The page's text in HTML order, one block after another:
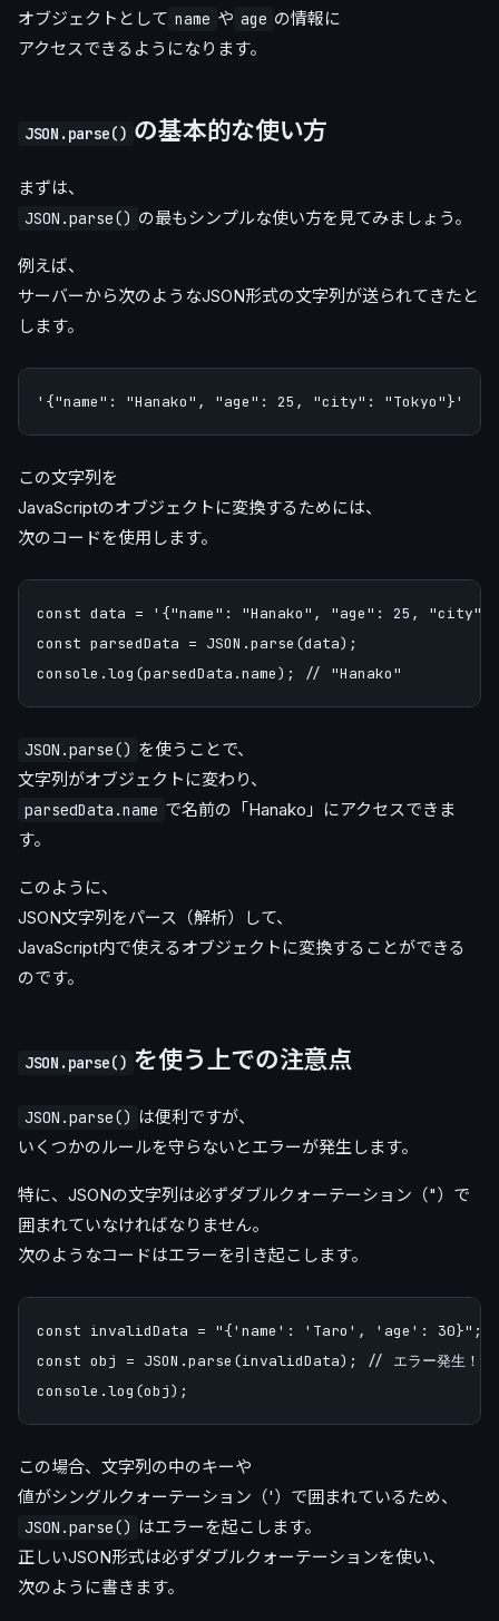
オブジェクトとして name や age の情報に
アクセスできるようになります。
JSON.parse() の基本的な使い方
まずは、
JSON.parse() の最もシンプルな使い方を見てみましょう。
例えば、
サーバーから次のようなJSON形式の文字列が送られてきたと
します。
この文字列を
JavaScriptのオブジェクトに変換するためには、
次のコードを使用します。
const data = '{"name": "Hanako", "age": 25,
const parsedData = JSON.parse(data);
JSON.parse() を使うことで、
文字列がオブジェクトに変わり、
parsedData.name で名前の「Hanako」にアクセスできま
す。
このように、
JSON文字列をパース（解析）して、
JavaScript内で使えるオブジェクトに変換することができる
のです。
JSON.parse() を使う上での注意点
JSON.parse() は便利ですが、
いくつかのルールを守らないとエラーが発生します。
特に、JSONの文字列は必ずダブルクォーテーション（"）で
囲まれていなければなりません。
次のようなコードはエラーを引き起こします。
const invalidData = "{'name': 'Taro', 'age': 30}";
const obj = JSON.parse(invalidData); // エラー発生！
この場合、文字列の中のキーや
値がシングルクォーテーション（'）で囲まれているため、
JSON.parse() はエラーを起こします。
正しいJSON形式は必ずダブルクォーテーションを使い、
次のように書きます。